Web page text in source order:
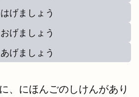
はげましょう
おげましょう
あげましょう
に、にほんごのしけんがあり